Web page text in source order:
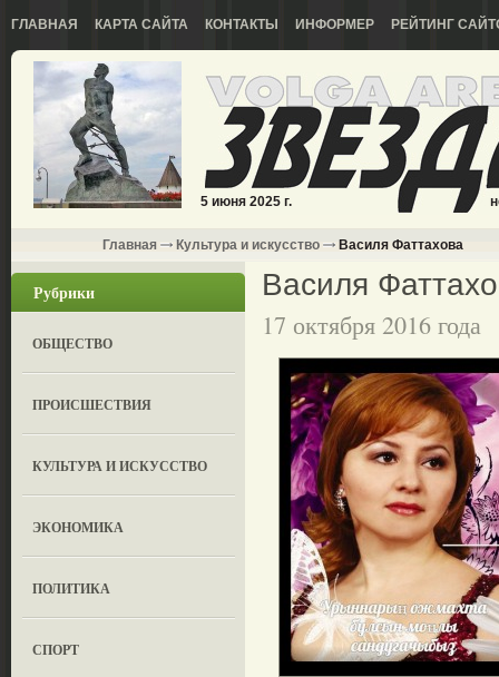
ГЛАВНАЯ КАРТА САЙТА КОНТАКТЫ ИНФОРМЕР РЕЙТИНГ
5 июня 2025 г.
Главная Культура и искусство Василя Фаттахова
Рубрики
ОБЩЕСТВО
ПРОИСШЕСТВИЯ
КУЛЬТУРА И ИСКУССТВО
ЭКОНОМИКА
ПОЛИТИКА
СПОРТ
Василя
17 октября 2016 года